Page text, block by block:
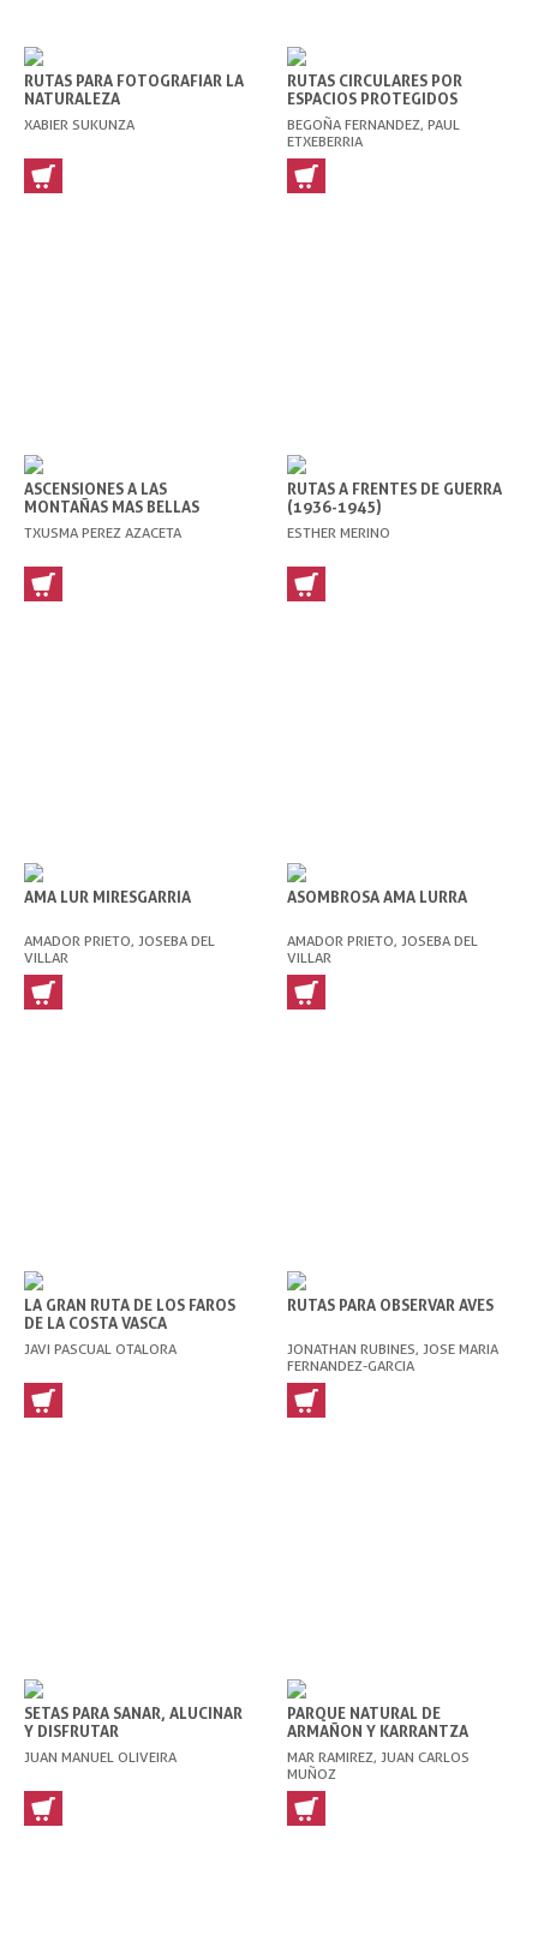
RUTAS PARA FOTOGRAFIAR LA
NATURALEZA
XABIER SUKUNZA
RUTAS CIRCULARES POR
ESPACIOS PROTEGIDOS
BEGOÑA FERNANDEZ, PAUL
ETXEBERRIA
ASCENSIONES A LAS
MONTAÑAS MAS BELLAS
TXUSMA PEREZ AZACETA
RUTAS A FRENTES DE GUERRA
(1936-1945)
ESTHER MERINO
AMA LUR MIRESGARRIA
AMADOR PRIETO, JOSEBA DEL
VILLAR
ASOMBROSA AMA LURRA
AMADOR PRIETO, JOSEBA DEL
VILLAR
LA GRAN RUTA DE LOS FAROS
DE LA COSTA VASCA
JAVI PASCUAL OTALORA
RUTAS PARA OBSERVAR AVES
JONATHAN RUBINES, JOSE MARIA
FERNANDEZ-GARCIA
SETAS PARA SANAR, ALUCINAR
Y DISFRUTAR
JUAN MANUEL OLIVEIRA
PARQUE NATURAL DE
ARMAÑON Y KARRANTZA
MAR RAMIREZ, JUAN CARLOS
MUÑOZ